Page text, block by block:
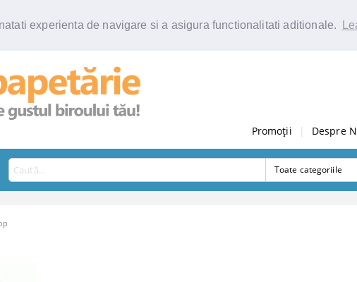
experienta de navigare si a asigura functionalitati aditionale.
Promoții Despre